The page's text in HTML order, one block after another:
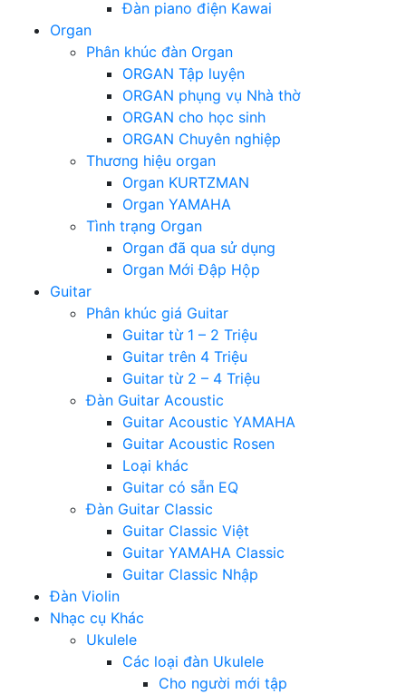
Đàn piano điện Kawai
Organ
Phân khúc đàn Organ
ORGAN Tập luyện
ORGAN phụng vụ Nhà thờ
ORGAN cho học sinh
ORGAN Chuyên nghiệp
Thương hiệu organ
Organ KURTZMAN
Organ YAMAHA
Tình trạng Organ
Organ đã qua sử dụng
Organ Mới Đập Hộp
Guitar
Phân khúc giá Guitar
Guitar từ 1 – 2 Triệu
Guitar trên 4 Triệu
Guitar từ 2 – 4 Triệu
Đàn Guitar Acoustic
Guitar Acoustic YAMAHA
Guitar Acoustic Rosen
Loại khác
Guitar có sẵn EQ
Đàn Guitar Classic
Guitar Classic Việt
Guitar YAMAHA Classic
Guitar Classic Nhập
Đàn Violin
Nhạc cụ Khác
Ukulele
Các loại đàn Ukulele
Cho người mới tập